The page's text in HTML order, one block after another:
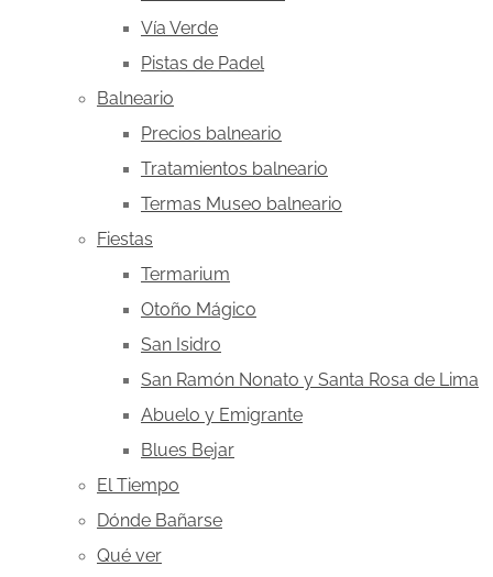
Vía Verde
Pistas de Padel
Balneario
Precios balneario
Tratamientos balneario
Termas Museo balneario
Fiestas
Termarium
Otoño Mágico
San Isidro
San Ramón Nonato y Santa Rosa de Lima
Abuelo y Emigrante
Blues Bejar
El Tiempo
Dónde Bañarse
Qué ver